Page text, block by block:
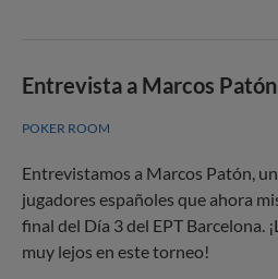
Entrevista a Marcos Patón
POKER ROOM
Entrevistamos a Marcos Patón,
jugadores españoles que ahora
final del Día 3 del EPT Barcelona.
muy lejos en este torneo!